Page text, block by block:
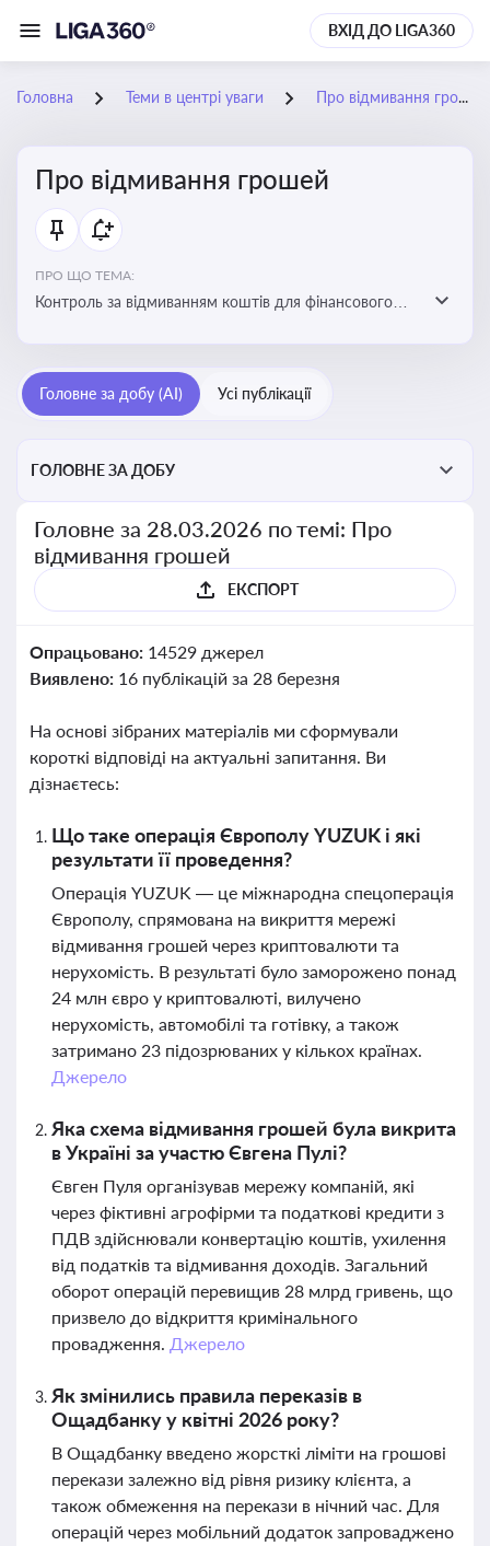
ВХІД ДО LIGA360
Головна Теми в центрі уваги Про відмивання грошей
Про відмивання грошей
ПРО ЩО ТЕМА:
Контроль за відмиванням коштів для фінансового
сплати податків. Вбудовування AML у договори та
Головне за добу (AI) Усі публікації
ГОЛОВНЕ ЗА ДОБУ
Головне за 28.03.2026 по темі: Про
відмивання грошей
ЕКСПОРТ
Опрацьовано: 14529 джерел
Виявлено: 16 публікацій за 28 березня
На основі зібраних матеріалів ми сформували
короткі відповіді на актуальні запитання. Ви
дізнаєтесь:
Що таке операція Європолу YUZUK і які
результати її проведення?
Операція YUZUK — це міжнародна спецоперація
Європолу, спрямована на викриття мережі
відмивання грошей через криптовалюти та
нерухомість. В результаті було заморожено понад
24 млн євро у криптовалюті, вилучено
нерухомість, автомобілі та готівку, а також
затримано 23 підозрюваних у кількох країнах.
Джерело
Яка схема відмивання грошей була викрита
в Україні за участю Євгена Пулі?
Євген Пуля організував мережу компаній, які
через фіктивні агрофірми та податкові кредити з
ПДВ здійснювали конвертацію коштів, ухилення
від податків та відмивання доходів. Загальний
оборот операцій перевищив 28 млрд гривень, що
призвело до відкриття кримінального
провадження. Джерело
Як змінились правила переказів в
Ощадбанку у квітні 2026 року?
В Ощадбанку введено жорсткі ліміти на грошові
перекази залежно від рівня ризику клієнта, а
також обмеження на перекази в нічний час. Для
операцій через мобільний додаток запроваджено